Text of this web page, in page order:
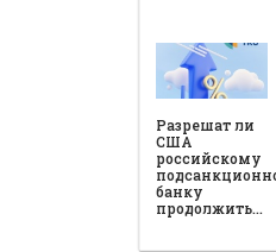
Разрешат ли
США
российскому
банку
продолжить…